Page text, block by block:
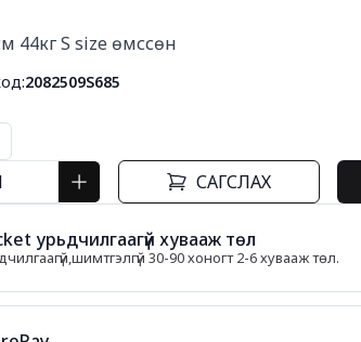
44кг S size өмссөн
2082509S685
САГСЛАХ
урьдчилгаагүй хувааж төл
30-90 хоногт 2-6 хувааж төл.